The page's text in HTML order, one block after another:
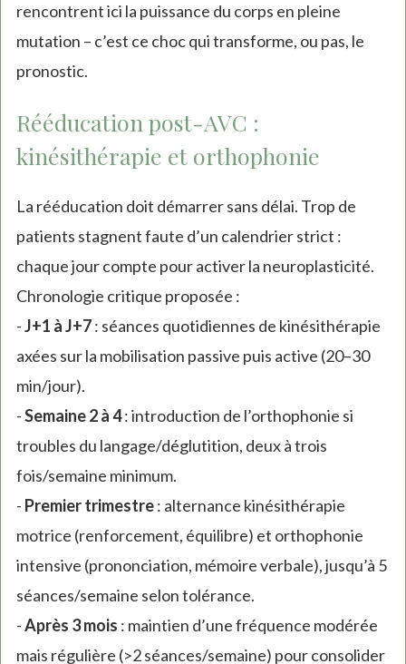
rencontrent ici la puissance du corps en pleine
mutation – c’est ce choc qui transforme, ou pas, le
pronostic.
Rééducation post-AVC :
kinésithérapie et orthophonie
La rééducation doit démarrer sans délai. Trop de
patients stagnent faute d’un calendrier strict :
chaque jour compte pour activer la neuroplasticité.
Chronologie critique proposée :
-J+1 à J+7: séances quotidiennes de kinésithérapie
axées sur la mobilisation passive puis active (20–30
min/jour).
-Semaine 2 à 4: introduction de l’orthophonie si
troubles du langage/déglutition, deux à trois
fois/semaine minimum.
- Premier trimestre: alternance kinésithérapie
motrice (renforcement, équilibre) et orthophonie
intensive (prononciation, mémoire verbale), jusqu’à 5
séances/semaine selon tolérance.
-Après 3 mois : maintien d’une fréquence modérée
mais régulière (>2 séances/semaine) pour consolider